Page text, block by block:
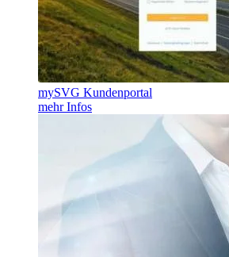
mySVG Kundenportal
mehr Infos